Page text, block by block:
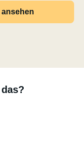
ansehen